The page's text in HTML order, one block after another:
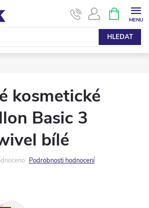
HLEDAT
NÁKUPNÍ
KOŠÍK
kosmetické
Basic 3
bílé
Podrobnosti hodnocení